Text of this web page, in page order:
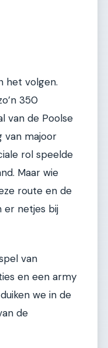
het volgen.
350
van de Poolse
van majoor
rol speelde
Maar wie
route en de
er netjes bij
van
en een army
we in de
de